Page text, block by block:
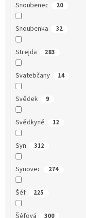
Snoubenec 20
Snoubenka 32
Strejda 283
Svatebčany 14
Svědek 9
Svědkyně 12
Syn 312
Synovec 274
Šéf 225
300